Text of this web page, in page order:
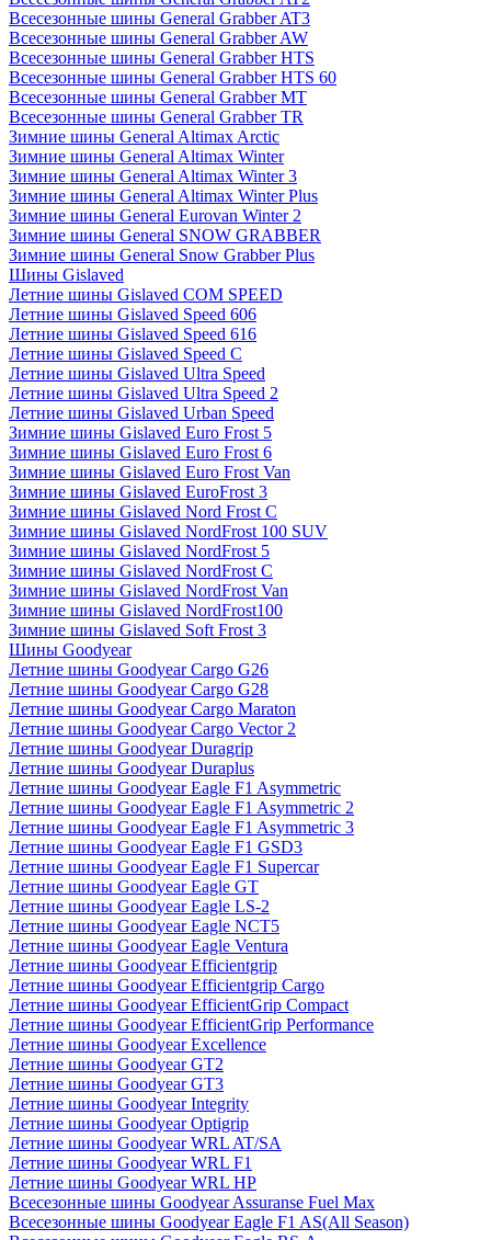
Всесезонные шины General Grabber AT3
Всесезонные шины General Grabber AW
Всесезонные шины General Grabber HTS
Всесезонные шины General Grabber HTS 60
Всесезонные шины General Grabber MT
Всесезонные шины General Grabber TR
Зимние шины General Altimax Arctic
Зимние шины General Altimax Winter
Зимние шины General Altimax Winter 3
Зимние шины General Altimax Winter Plus
Зимние шины General Eurovan Winter 2
Зимние шины General SNOW GRABBER
Зимние шины General Snow Grabber Plus
Шины Gislaved
Летние шины Gislaved COM SPEED
Летние шины Gislaved Speed 606
Летние шины Gislaved Speed 616
Летние шины Gislaved Speed C
Летние шины Gislaved Ultra Speed
Летние шины Gislaved Ultra Speed 2
Летние шины Gislaved Urban Speed
Зимние шины Gislaved Euro Frost 5
Зимние шины Gislaved Euro Frost 6
Зимние шины Gislaved Euro Frost Van
Зимние шины Gislaved EuroFrost 3
Зимние шины Gislaved Nord Frost C
Зимние шины Gislaved NordFrost 100 SUV
Зимние шины Gislaved NordFrost 5
Зимние шины Gislaved NordFrost C
Зимние шины Gislaved NordFrost Van
Зимние шины Gislaved NordFrost100
Зимние шины Gislaved Soft Frost 3
Шины Goodyear
Летние шины Goodyear Cargo G26
Летние шины Goodyear Cargo G28
Летние шины Goodyear Cargo Maraton
Летние шины Goodyear Cargo Vector 2
Летние шины Goodyear Duragrip
Летние шины Goodyear Duraplus
Летние шины Goodyear Eagle F1 Asymmetric
Летние шины Goodyear Eagle F1 Asymmetric 2
Летние шины Goodyear Eagle F1 Asymmetric 3
Летние шины Goodyear Eagle F1 GSD3
Летние шины Goodyear Eagle F1 Supercar
Летние шины Goodyear Eagle GT
Летние шины Goodyear Eagle LS-2
Летние шины Goodyear Eagle NCT5
Летние шины Goodyear Eagle Ventura
Летние шины Goodyear Efficientgrip
Летние шины Goodyear Efficientgrip Cargo
Летние шины Goodyear EfficientGrip Compact
Летние шины Goodyear EfficientGrip Performance
Летние шины Goodyear Excellence
Летние шины Goodyear GT2
Летние шины Goodyear GT3
Летние шины Goodyear Integrity
Летние шины Goodyear Optigrip
Летние шины Goodyear WRL AT/SA
Летние шины Goodyear WRL F1
Летние шины Goodyear WRL HP
Всесезонные шины Goodyear Assuranse Fuel Max
Всесезонные шины Goodyear Eagle F1 AS(All Season)